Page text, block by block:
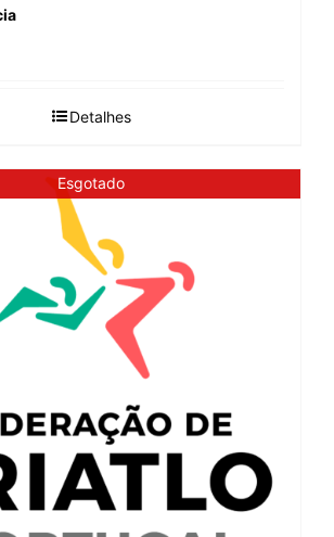
Detalhes
Esgotado